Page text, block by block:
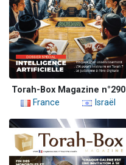
Torah-Box Magazine n°290
France
Israël